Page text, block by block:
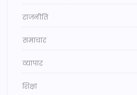
राजनीति
समाचार
व्यापार
शिक्षा